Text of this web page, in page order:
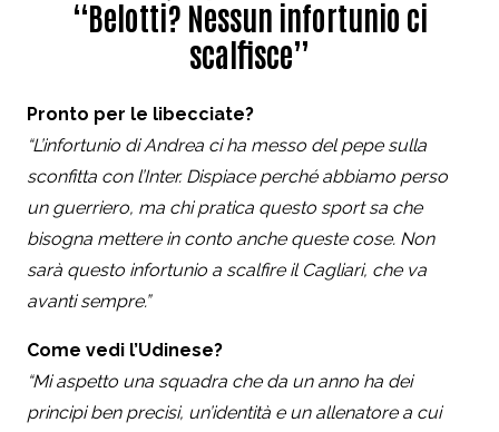
“Belotti? Nessun infortunio ci
scalfisce”
Pronto per le libecciate?
“L’infortunio di Andrea ci ha messo del pepe sulla
sconfitta con l’Inter. Dispiace perché abbiamo perso
un guerriero, ma chi pratica questo sport sa che
bisogna mettere in conto anche queste cose. Non
sarà questo infortunio a scalfire il Cagliari, che va
avanti sempre.”
Come vedi l’Udinese?
“Mi aspetto una squadra che da un anno ha dei
principi ben precisi, un’identità e un allenatore a cui